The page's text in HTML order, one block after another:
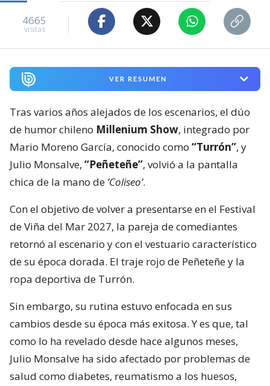
4665
visitas
VER RESUMEN
Tras varios años alejados de los escenarios, el dúo
de humor chileno Millenium Show, integrado por
Mario Moreno García, conocido como “Turrón”, y
Julio Monsalve, “Peñeteñe”, volvió a la pantalla
chica de la mano de ‘Coliseo’.
Con el objetivo de volver a presentarse en el Festival
de Viña del Mar 2027, la pareja de comediantes
retornó al escenario y con el vestuario característico
de su época dorada. El traje rojo de Peñeteñe y la
ropa deportiva de Turrón.
Sin embargo, su rutina estuvo enfocada en sus
cambios desde su época más exitosa. Y es que, tal
como lo ha revelado desde hace algunos meses,
Julio Monsalve ha sido afectado por problemas de
salud como diabetes, reumatismo a los huesos,